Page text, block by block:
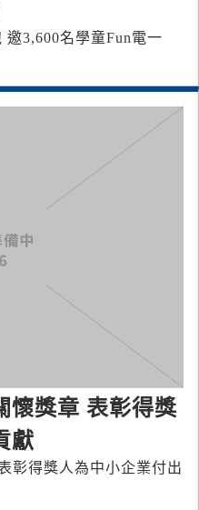
邀3,600名學童Fun電一
懷獎章 表彰得獎
獻
彰得獎人為中小企業付出